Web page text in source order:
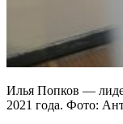
Илья Попков —
2021 года. Фото: